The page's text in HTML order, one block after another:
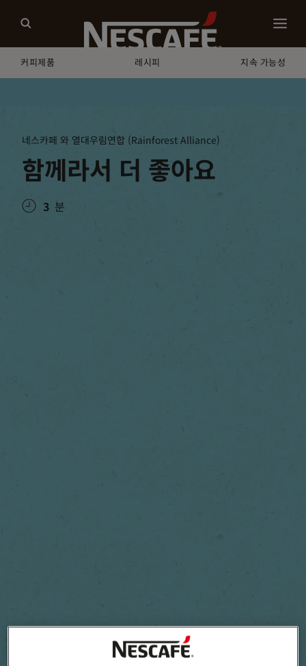
커피제품 레시피 지속 가능성
네스카페 와 열대우림연합 (Rainforest Alliance)
함께라서 더 좋아요
3 분